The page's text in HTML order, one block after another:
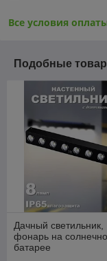
Все условия
Подобные
Дачный светильник,
фонарь на
батарее